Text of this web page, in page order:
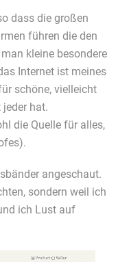
dass die großen
führen die den
kleine besondere
Internet ist meines
schöne, vielleicht
hat.
die Quelle für alles,
angeschaut.
sondern weil ich
ich Lust auf